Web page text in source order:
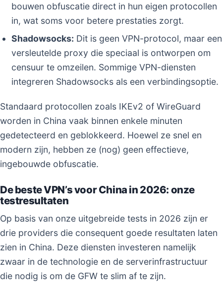
bouwen obfuscatie direct in hun eigen protocollen
in, wat soms voor betere prestaties zorgt.
Shadowsocks: Dit is geen VPN-protocol, maar een
versleutelde proxy die speciaal is ontworpen om
censuur te omzeilen. Sommige VPN-diensten
integreren Shadowsocks als een verbindingsoptie.
Standaard protocollen zoals IKEv2 of WireGuard
worden in China vaak binnen enkele minuten
gedetecteerd en geblokkeerd. Hoewel ze snel en
modern zijn, hebben ze (nog) geen effectieve,
ingebouwde obfuscatie.
De beste VPN’s voor China in 2026: onze
testresultaten
Op basis van onze uitgebreide tests in 2026 zijn er
drie providers die consequent goede resultaten laten
zien in China. Deze diensten investeren namelijk
zwaar in de technologie en de serverinfrastructuur
die nodig is om de GFW te slim af te zijn.